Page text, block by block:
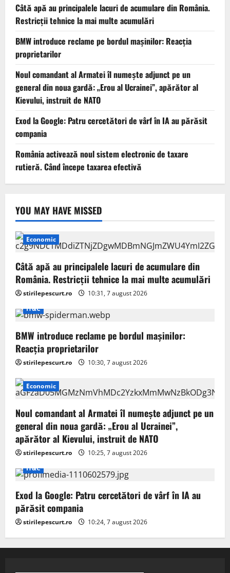
Câtă apă au principalele lacuri de acumulare din România.
Restricţii tehnice la mai multe acumulări
BMW introduce reclame pe bordul mașinilor: Reacția
proprietarilor
Noul comandant al Armatei îl numește adjunct pe un
general din noua gardă: „Erou al Ucrainei”, apărător al
Kievului, instruit de NATO
Exod la Google: Patru cercetători de vârf în IA au părăsit
compania
România activează noul sistem electronic de taxare
rutieră. Când începe taxarea efectivă
YOU MAY HAVE MISSED
Economic
Câtă apă au principalele lacuri de acumulare din
România. Restricţii tehnice la mai multe acumulări
stirilepescurt.ro
10:31, 7 august 2026
IT&C
BMW introduce reclame pe bordul mașinilor:
Reacția proprietarilor
stirilepescurt.ro 10:30, 7 august 2026
Economic
Noul comandant al Armatei îl numește adjunct pe un
general din noua gardă: „Erou al Ucrainei”,
apărător al Kievului, instruit de NATO
stirilepescurt.ro
10:25, 7 august 2026
IT&C
Exod la Google: Patru cercetători de vârf în IA au
părăsit compania
stirilepescurt.ro 10:24, 7 august 2026